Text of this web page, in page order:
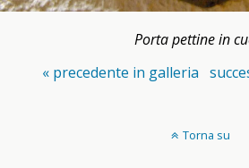
Porta pettine in
« precedente in galleria
Torna su